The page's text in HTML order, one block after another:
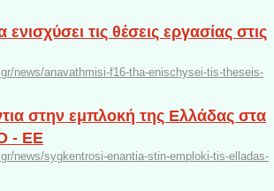
τις θέσεις εργασίας στις
news/anavathmisi-f16-tha-enischysei-tis-theseis-
στην εμπλοκή της Ελλάδας στα
- ΕΕ
news/sygkentrosi-enantia-stin-emploki-tis-elladas-